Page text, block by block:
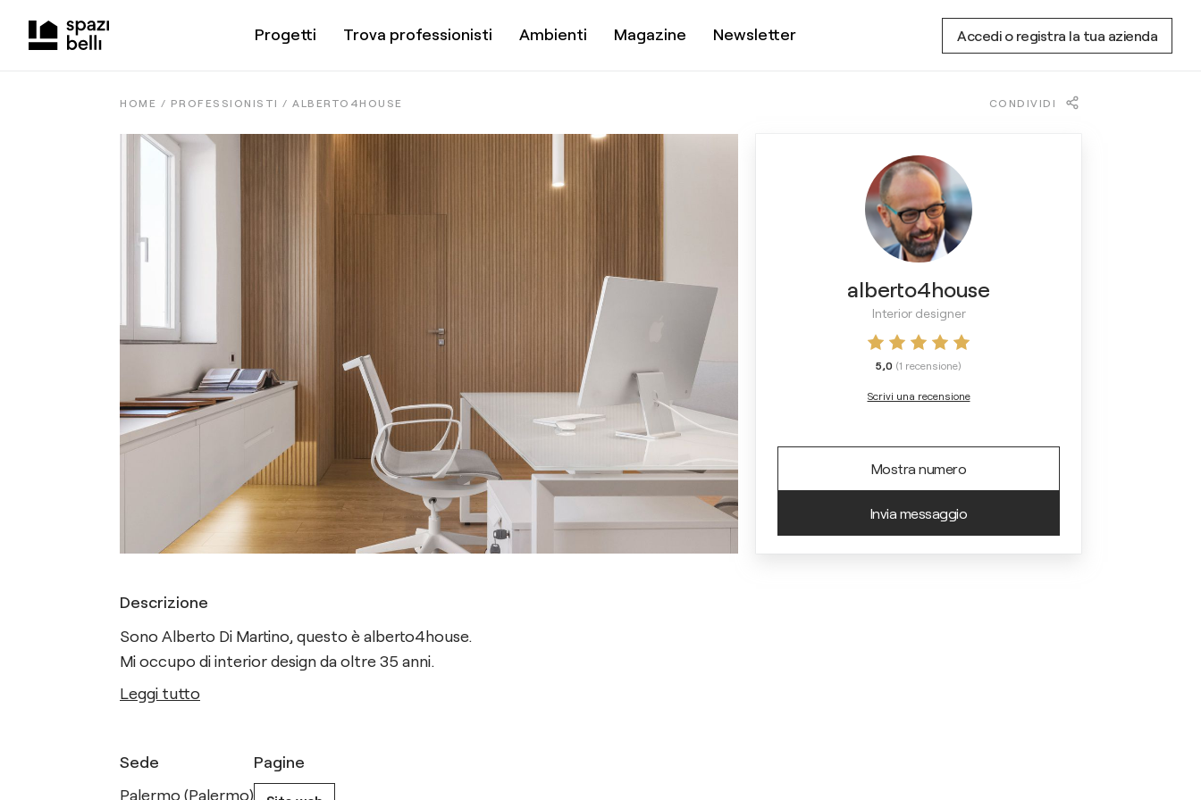
Progetti Trova professionisti Ambienti Magazine Newsletter Accedi o registra la tua azienda
HOME / PROFESSIONISTI / ALBERTO4HOUSE CONDIVIDI
alberto4house
Interior designer
5,0 (1 recensione)
Scrivi una recensione
Mostra numero
Invia messaggio
Descrizione
Sono Alberto Di Martino, questo è alberto4house.
Mi occupo di interior design da oltre 35 anni.
Leggi tutto
Sede
Palermo (Palermo)
Pagine